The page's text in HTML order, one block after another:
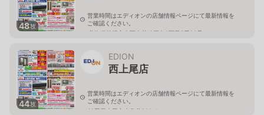
48枚
営業時間はエディオンの店舗情報ページにて最新情報を
ご確認ください。
北海道札幌市東区東苗穂三条2丁目5番20号
44枚
EDION
西上尾店
営業時間はエディオンの店舗情報ページにて最新情報を
ご確認ください。
埼玉県上尾市小敷谷809-1